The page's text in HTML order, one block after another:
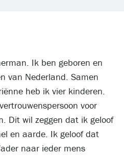
Ik ben geboren en
van Nederland. Samen
heb ik vier kinderen.
voor
Dit wil zeggen dat ik geloof
en aarde. Ik geloof dat
naar ieder mens